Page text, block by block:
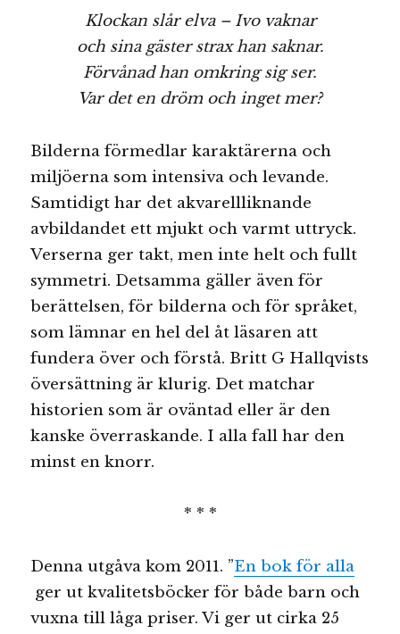
Klockan slår elva – Ivo vaknar
och sina gäster strax han saknar.
Förvånad han omkring sig ser.
Var det en dröm och inget mer?
Bilderna förmedlar karaktärerna och
miljöerna som intensiva och levande.
Samtidigt har det akvarellliknande
avbildandet ett mjukt och varmt uttryck.
Verserna ger takt, men inte helt och fullt
symmetri. Detsamma gäller även för
berättelsen, för bilderna och för språket,
som lämnar en hel del åt läsaren att
fundera över och förstå. Britt G Hallqvists
översättning är klurig. Det matchar
historien som är oväntad eller är den
kanske överraskande. I alla fall har den
minst en knorr.
* * *
Denna utgåva kom 2011. ”En bok för alla
ger ut kvalitetsböcker för både barn och
vuxna till låga priser. Vi ger ut cirka 25